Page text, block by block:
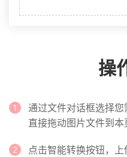
操
通过文件对话框选择
直接拖动图片文件到本
点击智能转换按钮，上